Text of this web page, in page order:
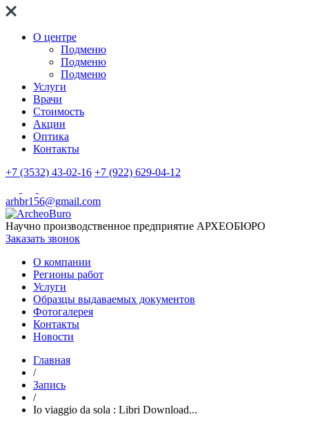
О центре
Подменю
Подменю
Подменю
Услуги
Врачи
Стоимость
Акции
Оптика
Контакты
+7 (3532) 43-02-16 +7 (922) 629-04-12
arhbr156@gmail.com
Научно производственное предприятие АРХЕОБЮРО
Заказать звонок
О компании
Регионы работ
Услуги
Образцы выдаваемых документов
Фотогалерея
Контакты
Новости
Главная
/
Запись
/
Io viaggio da sola : Libri Download...